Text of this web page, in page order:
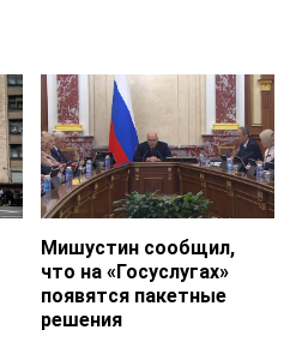
Мишустин сообщил,
что на «Госуслугах»
появятся пакетные
решения